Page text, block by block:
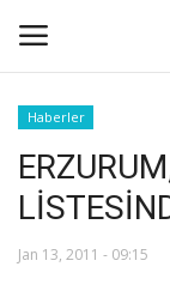
Anasayfa
Bize Ulaşın
Haberler
Jan 13, 2011 - 09:15